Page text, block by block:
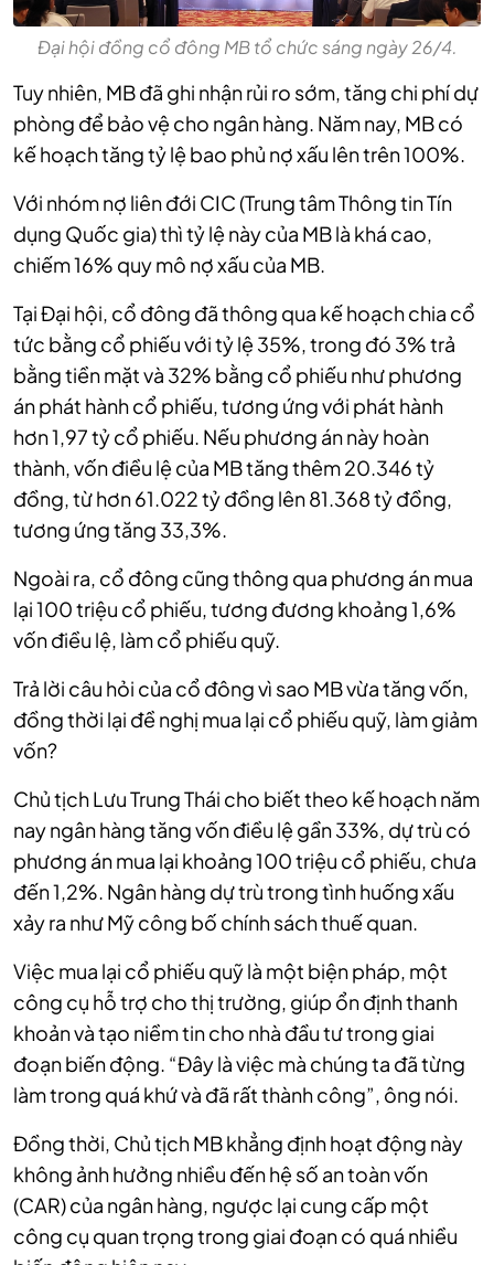
Đại hội đồng cổ đông MB tổ chức sáng ngày 26/4.
Tuy nhiên, MB đã ghi nhận rủi ro sớm, tăng chi phí dự
phòng để bảo vệ cho ngân hàng. Năm nay, MB có
kế hoạch tăng tỷ lệ bao phủ nợ xấu lên trên 100%.
Với nhóm nợ liên đới CIC (Trung tâm Thông tin Tín
dụng Quốc gia) thì tỷ lệ này của MB là khá cao,
chiếm 16% quy mô nợ xấu của MB.
Tại Đại hội, cổ đông đã thông qua kế hoạch chia cổ
tức bằng cổ phiếu với tỷ lệ 35%, trong đó 3% trả
bằng tiền mặt và 32% bằng cổ phiếu như phương
án phát hành cổ phiếu, tương ứng với phát hành
hơn 1,97 tỷ cổ phiếu. Nếu phương án này hoàn
thành, vốn điều lệ của MB tăng thêm 20.346 tỷ
đồng, từ hơn 61.022 tỷ đồng lên 81.368 tỷ đồng,
tương ứng tăng 33,3%.
Ngoài ra, cổ đông cũng thông qua phương án mua
lại 100 triệu cổ phiếu, tương đương khoảng 1,6%
vốn điều lệ, làm cổ phiếu quỹ.
Trả lời câu hỏi của cổ đông vì sao MB vừa tăng vốn,
đồng thời lại đề nghị mua lại cổ phiếu quỹ, làm giảm
vốn?
Chủ tịch Lưu Trung Thái cho biết theo kế hoạch năm
nay ngân hàng tăng vốn điều lệ gần 33%, dự trù có
phương án mua lại khoảng 100 triệu cổ phiếu, chưa
đến 1,2%. Ngân hàng dự trù trong tình huống xấu
xảy ra như Mỹ công bố chính sách thuế quan.
Việc mua lại cổ phiếu quỹ là một biện pháp, một
công cụ hỗ trợ cho thị trường, giúp ổn định thanh
khoản và tạo niềm tin cho nhà đầu tư trong giai
đoạn biến động. “Đây là việc mà chúng ta đã từng
làm trong quá khứ và đã rất thành công”, ông nói.
Đồng thời, Chủ tịch MB khẳng định hoạt động này
không ảnh hưởng nhiều đến hệ số an toàn vốn
(CAR) của ngân hàng, ngược lại cung cấp một
công cụ quan trọng trong giai đoạn có quá nhiều